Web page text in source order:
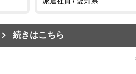
続きはこちら